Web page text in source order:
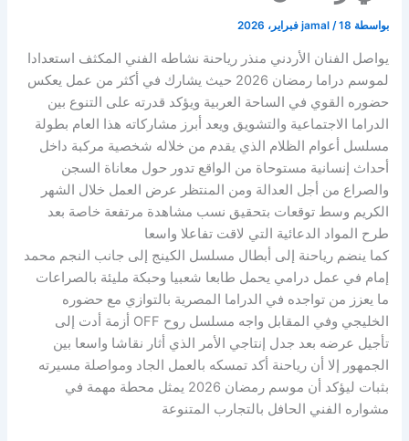
بواسطة jamal /18 فبراير، 2026
يواصل الفنان الأردني منذر رياحنة نشاطه الفني المكثف استعدادا
لموسم دراما رمضان 2026 حيث يشارك في أكثر من عمل يعكس
حضوره القوي في الساحة العربية ويؤكد قدرته على التنوع بين
الدراما الاجتماعية والتشويق ويعد أبرز مشاركاته هذا العام بطولة
مسلسل أعوام الظلام الذي يقدم من خلاله شخصية مركبة داخل
أحداث إنسانية مستوحاة من الواقع تدور حول معاناة السجن
والصراع من أجل العدالة ومن المنتظر عرض العمل خلال الشهر
الكريم وسط توقعات بتحقيق نسب مشاهدة مرتفعة خاصة بعد
طرح المواد الدعائية التي لاقت تفاعلا واسعا
كما ينضم رياحنة إلى أبطال مسلسل الكينج إلى جانب النجم محمد
إمام في عمل درامي يحمل طابعا شعبيا وحبكة مليئة بالصراعات
ما يعزز من تواجده في الدراما المصرية بالتوازي مع حضوره
الخليجي وفي المقابل واجه مسلسل روح OFF أزمة أدت إلى
تأجيل عرضه بعد جدل إنتاجي الأمر الذي أثار نقاشا واسعا بين
الجمهور إلا أن رياحنة أكد تمسكه بالعمل الجاد ومواصلة مسيرته
بثبات ليؤكد أن موسم رمضان 2026 يمثل محطة مهمة في
مشواره الفني الحافل بالتجارب المتنوعة